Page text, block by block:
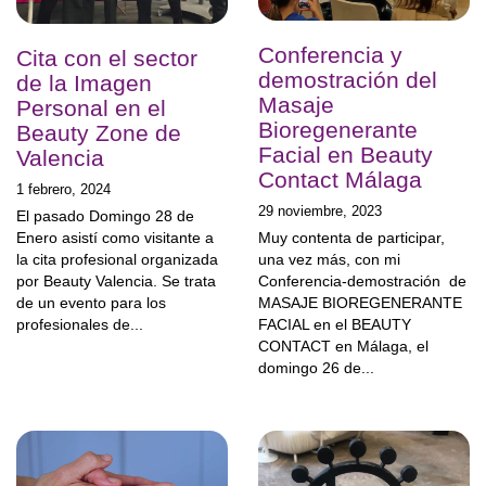
Cita con el sector
de la Imagen
Personal en el
Beauty Zone de
Valencia
1 febrero, 2024
El pasado Domingo 28 de
Enero asistí como visitante a
la cita profesional organizada
por Beauty Valencia. Se trata
de un evento para los
profesionales de...
Conferencia y
demostración del
Masaje
Bioregenerante
Facial en Beauty
Contact Málaga
29 noviembre, 2023
Muy contenta de participar,
una vez más, con mi
Conferencia-demostración de
MASAJE BIOREGENERANTE
FACIAL en el BEAUTY
CONTACT en Málaga, el
domingo 26 de...